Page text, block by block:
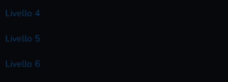
Livello 4
Livello 5
Livello 6